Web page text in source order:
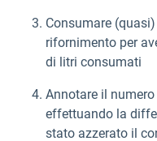
Consumare
rifornimento per
di litri consumati
Annotare il
effettuando la
stato azzerato il